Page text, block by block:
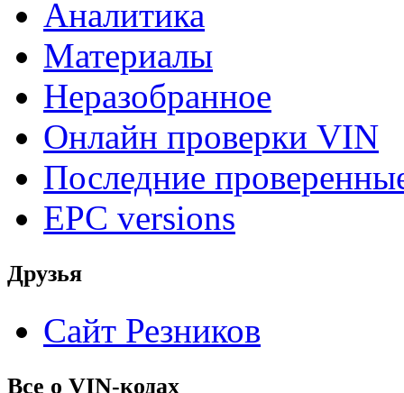
Аналитика
Материалы
Неразобранное
Онлайн проверки VIN
Последние
EPC versions
Друзья
Сайт Резников
Все о VIN-кодах